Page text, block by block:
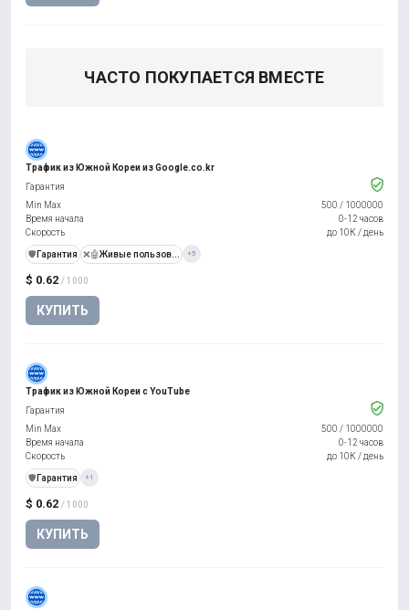
ЧАСТО ПОКУПАЕТСЯ ВМЕСТЕ
Трафик из Южной Кореи из Google.co.kr
$ 0.62 / 1000
КУПИТЬ
Гарантия
Min Max
500 / 1000000
Время начала
0-12 часов
Скорость
до 10К / день
️🛡️ Гарантия ❌🤖Живые пользов... +5
Трафик из Южной Кореи с YouTube
$ 0.62 / 1000
КУПИТЬ
Гарантия
Min Max
500 / 1000000
Время начала
0-12 часов
Скорость
до 10К / день
️🛡️ Гарантия +1